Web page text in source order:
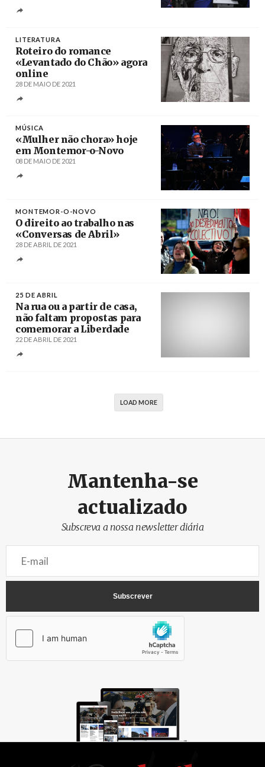
LITERATURA
Roteiro do romance
«Levantado do Chão» agora
online
28 DE MAIO DE 2021
MÚSICA
«Mulher não chora» hoje
em Montemor-o-Novo
08 DE MAIO DE 2021
MONTEMOR-O-NOVO
O direito ao trabalho nas
«Conversas de Abril»
28 DE ABRIL DE 2021
25 DE ABRIL
Na rua ou a partir de casa,
não faltam propostas para
comemorar a Liberdade
22 DE ABRIL DE 2021
LOAD MORE
Mantenha-se
actualizado
Subscreva a nossa newsletter diária